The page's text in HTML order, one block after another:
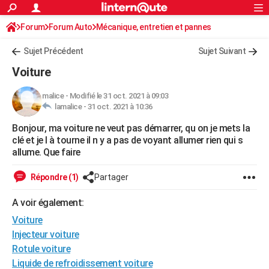
ACTUALITÉS
Politique
Société
Faits Divers
Education
Monde
Villes
+
FINANCE
Retraite
Impôts
Epargne
Immobilier
Risques naturels par ville
Banque
Assurance
Crédit
AUTO
Essais
Réserver un essai
Citadines
Berlines
SUV
Forum auto
+HIGH-TECH
Mobiles
Meilleur smartphone
Internet
Ordinateurs
Jeux vidéo
Guide high-tech
+
Forum
Aménagement intérieur
Extérieur
Cuisine
Salle de bains
Jardinage
Rangement
WEEK-END
Guides de France
Escapades
Patrimoine
Expositions
Musées
Week-end nature
+LIFESTYLE
Art de vivre
Bien-être
Loisirs
Mode
Modes de vie
SANTE
Alimentation
Guide de la santé
Maladies
Médicaments
Sommeil
VOYAGE
Rechercher
S'inscrire
Connexion
Forum Forum Auto Mécanique, entretien et pannes
Sujet Précédent Sujet Suivant
Voiture
malice- Modifié le 31 oct. 2021 à 09:03
lamalice - 31 oct. 2021 à 10:36
Bonjour, ma voiture ne veut pas démarrer, qu on je mets la
clé et je l à tourne il n y a pas de voyant allumer rien qui s
allume. Que faire
Répondre (1) Partager
A voir également:
Voiture
Injecteur voiture
Rotule voiture
Liquide de refroidissement voiture